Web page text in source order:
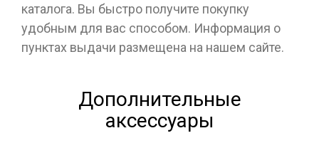
каталога. Вы быстро получите покупку
удобным для вас способом. Информация о
пунктах выдачи размещена на нашем сайте.
Дополнительные
аксессуары